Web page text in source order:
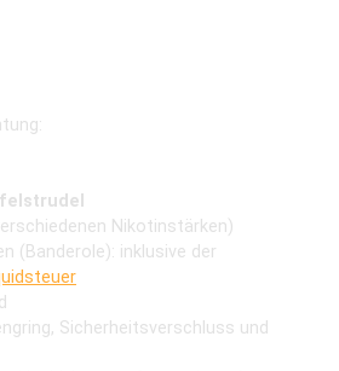
Nikotinstärken)
(Banderole): inklusive der
Sicherheitsverschluss und